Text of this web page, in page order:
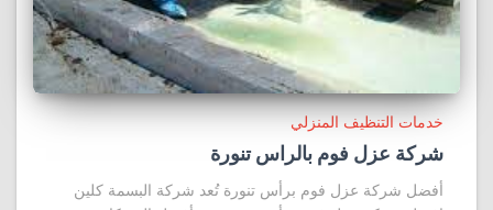
خدمات التنظيف المنزلي
شركة عزل فوم بالراس تنورة
أفضل شركة عزل فوم برأس تنورة تُعد شركة البسمة كلين